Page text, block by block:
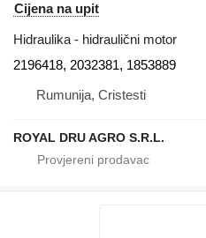
Cijena na upit
Hidraulika - hidraulični motor
2196418, 2032381, 1853889
Rumunija, Cristesti
ROYAL DRU AGRO S.R.L.